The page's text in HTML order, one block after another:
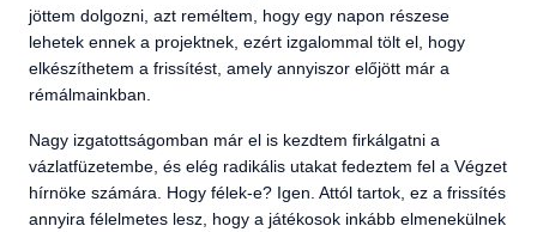
jöttem dolgozni, azt reméltem, hogy egy napon részese
lehetek ennek a projektnek, ezért izgalommal tölt el, hogy
elkészíthetem a frissítést, amely annyiszor előjött már a
rémálmainkban.
Nagy izgatottságomban már el is kezdtem firkálgatni a
vázlatfüzetembe, és elég radikális utakat fedeztem fel a Végzet
hírnöke számára. Hogy félek-e? Igen. Attól tartok, ez a frissítés
annyira félelmetes lesz, hogy a játékosok inkább elmenekülnek